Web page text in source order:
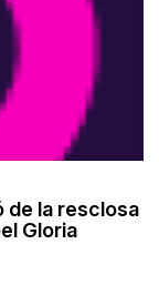
de la resclosa
Gloria